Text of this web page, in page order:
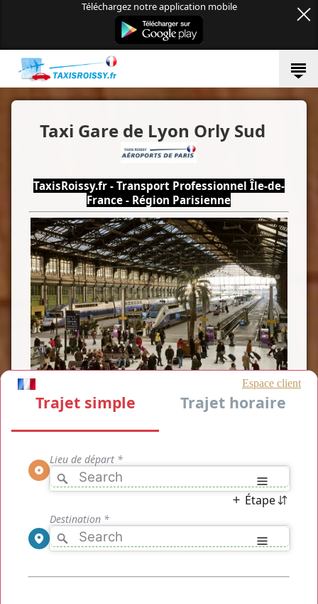
Téléchargez notre application mobile
Taxi Gare de Lyon Orly Sud
TaxisRoissy.fr - Transport Professionnel Île-de-
France - Région Parisienne
LA REPONSE Taxi Gare de Lyon Orly Sud
Réservez votre transport en
dès aujourd'hui afin que votre chauffeur privé vous amène à
votre destination à l'aéroport d'Orly dès que vous le désirez.
Votre chauffeur privé est un professionnel qui vous fera
profiter de son expérience et d'un confort total à bord de nos
véhicules de luxe pour un trajet à partir de seulement 39€ :
réservez votreTaxi Gare de Lyon Orly Suden ligne et
transport est garantie au tarif affiché et ce tarif ne changera